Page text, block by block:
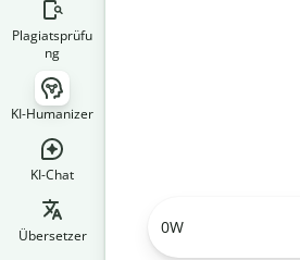
Plagiatsprüfu
ng
KI-Humanizer
KI-Chat
Übersetzer 0W